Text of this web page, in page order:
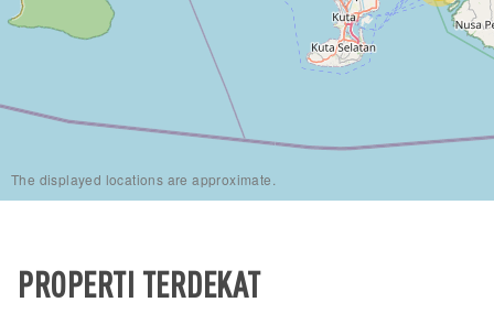
The displayed locations are approximate.
PROPERTI TERDEKAT